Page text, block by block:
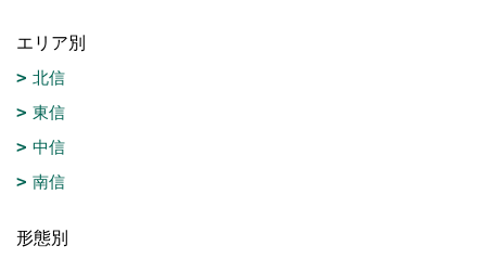
エリア別
北信
東信
中信
南信
形態別